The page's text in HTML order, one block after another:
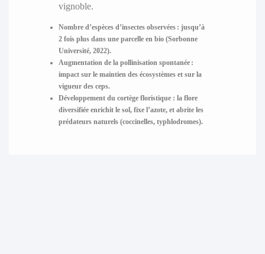
vignoble.
Nombre d’espèces d’insectes observées : jusqu’à
2 fois plus dans une parcelle en bio (Sorbonne
Université, 2022).
Augmentation de la pollinisation spontanée :
impact sur le maintien des écosystèmes et sur la
vigueur des ceps.
Développement du cortège floristique : la flore
diversifiée enrichit le sol, fixe l’azote, et abrite les
prédateurs naturels (coccinelles, typhlodromes).